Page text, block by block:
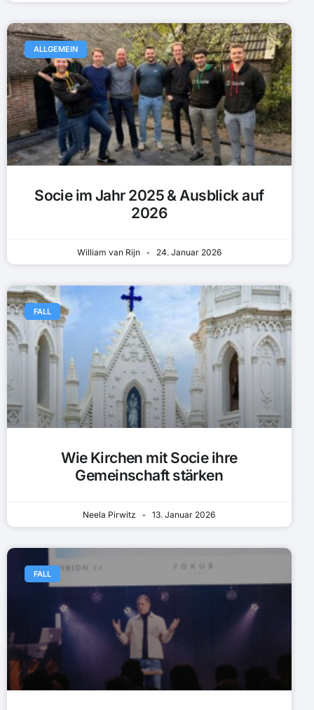
ALLGEMEIN
Socie im Jahr 2025 & Ausblick auf
2026
William van Rijn 24. Januar 2026
FALL
Wie Kirchen mit Socie ihre
Gemeinschaft stärken
Neela Pirwitz 13. Januar 2026
FALL